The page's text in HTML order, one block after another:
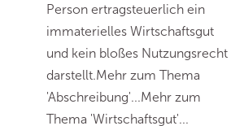
Person ertragsteuerlich ein
immaterielles Wirtschaftsgut
und kein bloßes Nutzungsrecht
darstellt.Mehr zum Thema
'Abschreibung'...Mehr zum
Thema 'Wirtschaftsgut'...